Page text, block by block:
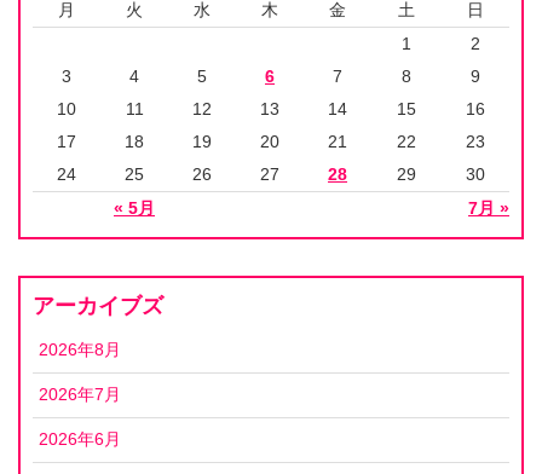
月
火 水 木 金 土 日
« 5月 7月 »
1
2
3
4 5 6 7 8
9
10
11 12 13 14 15
16
17
18 19 20 21 22
23
24
25 26 27 28 29 30
アーカイブズ
2026年8月
2026年7月
2026年6月